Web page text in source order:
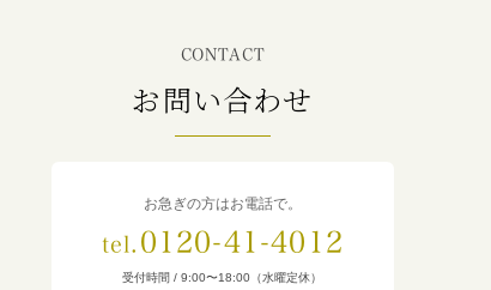
CONTACT
お問い合わせ
お急ぎの方はお電話で。
tel. 0120-41-4012
受付時間 / 9:00〜18:00（水曜定休）